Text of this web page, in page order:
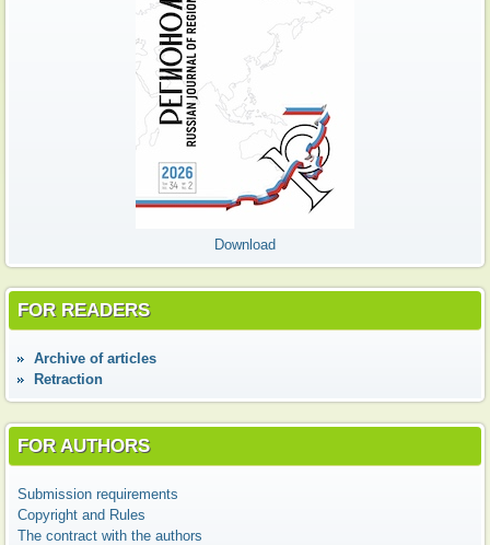
Download
FOR READERS
Аrchive of articles
Retraction
FOR AUTHORS
Submission requirements
Copyright and Rules
The contract with the authors